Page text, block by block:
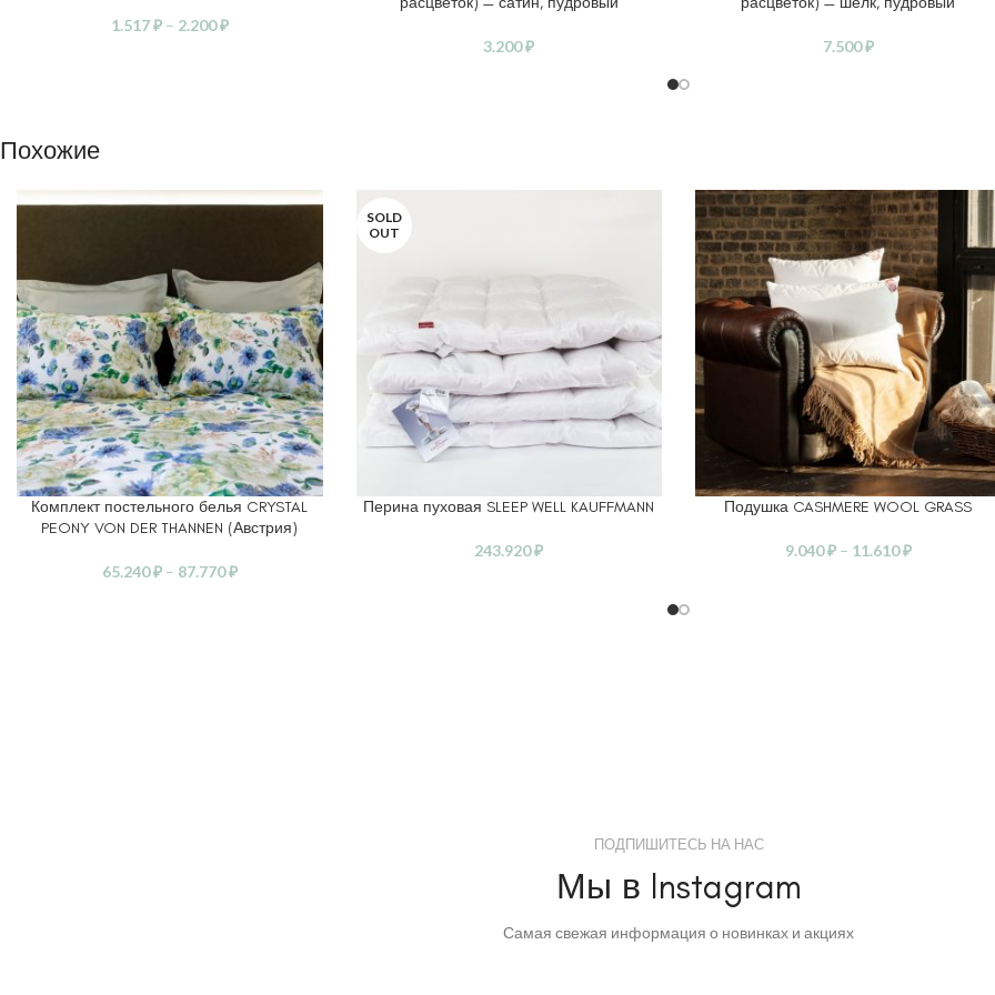
1.517₽ – 2.200₽
3.200₽ 7.500₽
Похожие
ВЫБЕРИТЕ ПАРАМЕТРЫ
Комплект постельного белья CRYSTAL
PEONY VON DER THANNEN (Австрия)
65.240₽ – 87.770₽
SOLD
OUT
ВЫБЕРИТЕ ПАРАМЕТРЫ
Перина пуховая SLEEP WELL KAUFFMANN
243.920₽
ВЫБЕРИТЕ ПАРАМЕТРЫ
Подушка CASHMERE WOOL GRASS
9.040₽ – 11.610₽
ПОДПИШИТЕСЬ НА НАС
Мы в Instagram
Самая свежая информация о новинках и акциях